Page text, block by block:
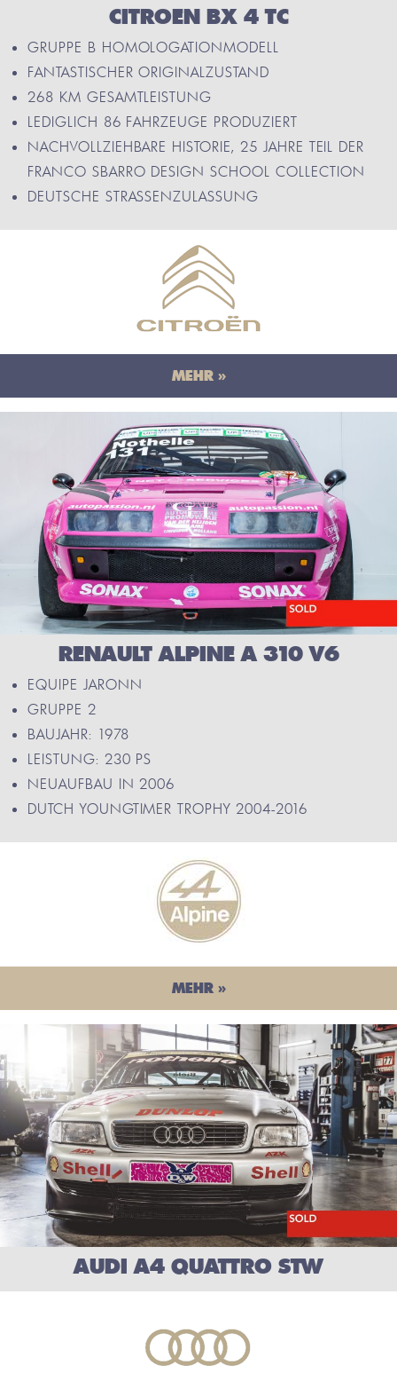
CITROEN BX 4 TC
GRUPPE B HOMOLOGATIONMODELL
FANTASTISCHER ORIGINALZUSTAND
268 KM GESAMTLEISTUNG
LEDIGLICH 86 FAHRZEUGE PRODUZIERT
NACHVOLLZIEHBARE HISTORIE, 25 JAHRE TEIL DER
FRANCO SBARRO DESIGN SCHOOL COLLECTION
DEUTSCHE STRASSENZULASSUNG
MEHR »
RENAULT ALPINE A 310 V6
EQUIPE JARONN
GRUPPE 2
BAUJAHR: 1978
LEISTUNG: 230 PS
NEUAUFBAU IN 2006
DUTCH YOUNGTIMER TROPHY 2004-2016
MEHR »
AUDI A4 QUATTRO STW